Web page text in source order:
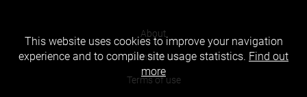
About
Contact Us
Terms of use
This website uses cookies to improve your navigation
experience and to compile site usage statistics. Find out
more